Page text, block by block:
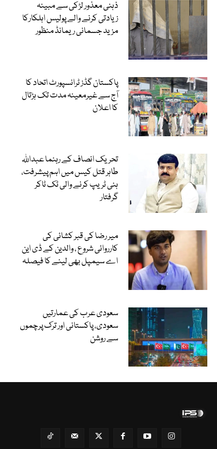
ذہنی معذور لڑکی سے مبینہ
زیادتی کرنے والے پولیس اہلکارکا
مزید جسمانی ریمانڈ منظور
پاکستان گڈز ٹرانسپورٹ اتحاد کا
آج سے غیرمعینہ مدت تک ہڑتال
کا اعلان
تحریک انصاف کے رہنما عبداللہ
طاہر قتل کیس میں اہم پیشرفت،
ہنی ٹریپ کرنے والی ٹک ٹاکر
گرفتار
میر رضا کی قبر کشائی کی
کارروائی شروع ، والدین کے ڈی این
اے سیمپل بھی لینے کا فیصلہ
سعودی عرب کی عمارتیں
سعودی، پاکستانی اور ترک پرچموں
سے روشن